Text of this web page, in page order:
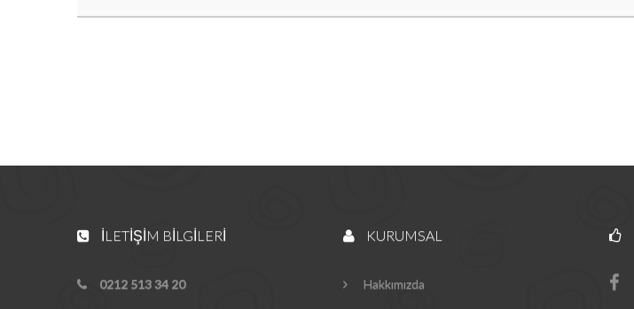
İLETIŞIM BILGILERI
0212 513 34 20
KURUMSAL
Hakkımızda